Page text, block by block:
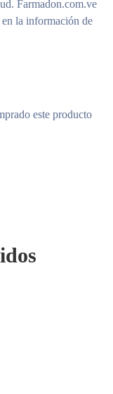
Farmadon.com.ve
en la información de
este producto